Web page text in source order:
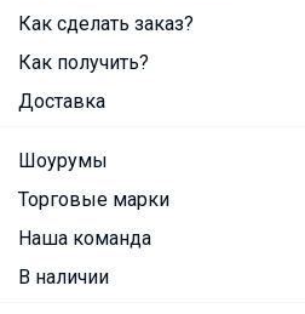
Как сделать заказ?
Как получить?
Доставка
Шоурумы
Торговые марки
Наша команда
В наличии